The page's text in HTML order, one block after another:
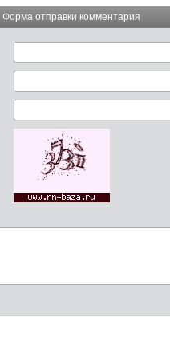
Форма отправки комментария